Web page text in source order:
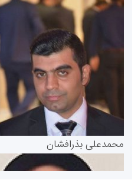
پایگاه خبری گفتمان یزد
سازمان بورس و اوراق بهادار
مرجع اخبار موثق در بازارسرمایه
محمدعلی بذرافشان